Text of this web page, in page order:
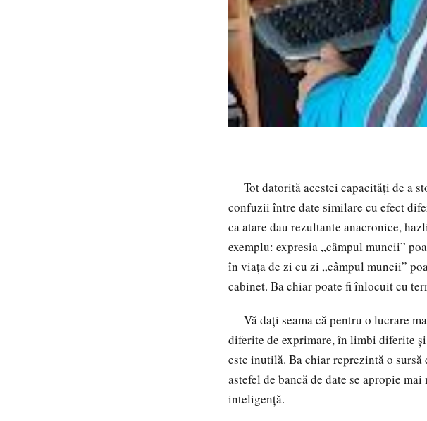
Tot datorită acestei capacități de a
confuzii între date similare cu efect
ca atare dau rezultante anacronice,
exemplu: expresia „câmpul muncii”
în viața de zi cu zi „câmpul muncii”
cabinet. Ba chiar poate fi înlocuit cu
Vă dați seama că pentru o lucrare
diferite de exprimare, în limbi diferite
este inutilă. Ba chiar reprezintă o
astefel de bancă de date se apropie
inteligență.